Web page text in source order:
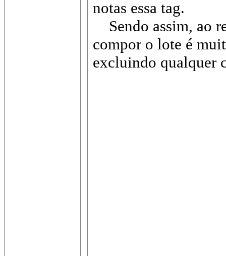
notas essa tag.
Sendo assim, ao
compor o lote é
excluindo qualquer